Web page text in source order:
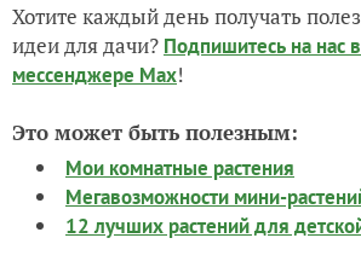
Хотите каждый день получать
идеи для дачи? Подпишитесь на нас
мессенджере Max!
Это может быть полезным:
Мои комнатные растения
Мегавозможности мини-
12 лучших растений для